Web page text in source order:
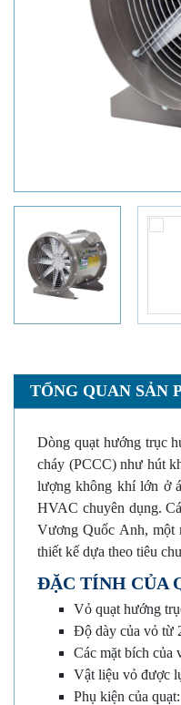
TỔNG QUAN SẢN
Dòng quạt hướng trục
cháy (PCCC) như hút
lượng không khí lớn ở
HVAC chuyên dụng.
Vương Quốc Anh, một
thiết kế dựa theo tiêu
ĐẶC TÍNH CỦA
Vỏ quạt hướng
Độ dày của vỏ từ
Các mặt bích của
Vật liệu vỏ được
Phụ kiện của